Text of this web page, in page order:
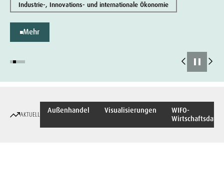
Industrie-, Innovations- und internationale Ökonomie
Mehr
AKTUELL Außenhandel Visualisierungen
WIFO-
Wirtschaftsdaten